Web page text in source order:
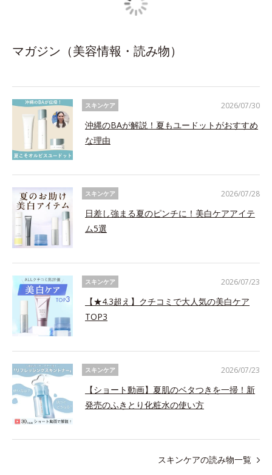
マガジン（美容情報・読み物）
スキンケア
沖縄のBAが解説！夏もユードットがおすすめ
な理由
2026/07/30
スキンケア
日差し強まる夏のピンチに！美白ケアアイテ
ム5選
2026/07/28
スキンケア
【★4.3超え】クチコミで大人気の美白ケア
TOP3
2026/07/23
スキンケア
【ショート動画】夏肌のベタつきを一掃！新
発売のふきとり化粧水の使い方
2026/07/23
スキンケアの読み物一覧